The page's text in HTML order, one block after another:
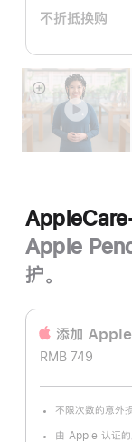
划：
不折抵换购
展
Apple
护。
添加
RMB 749
不限次数的意外
注
由 Apple 认证的